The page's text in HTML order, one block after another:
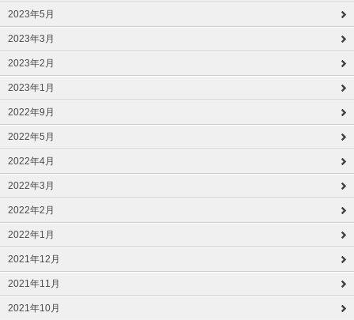
2023年5月
2023年3月
2023年2月
2023年1月
2022年9月
2022年5月
2022年4月
2022年3月
2022年2月
2022年1月
2021年12月
2021年11月
2021年10月